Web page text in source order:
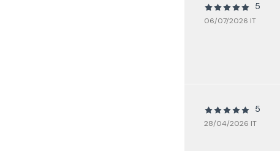
5
06/07/2026 IT
5
28/04/2026 IT